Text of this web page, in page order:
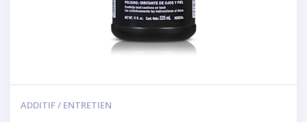
ADDITIF / ENTRETIEN